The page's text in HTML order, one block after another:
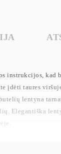
instrukcijos,
taures
lentyna
Elegantiška